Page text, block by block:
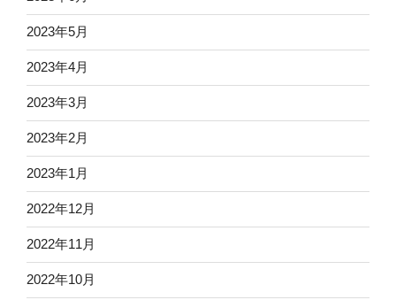
2023年5月
2023年4月
2023年3月
2023年2月
2023年1月
2022年12月
2022年11月
2022年10月